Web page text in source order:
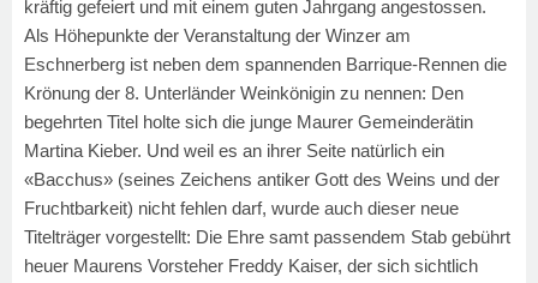
kräftig gefeiert und mit einem guten Jahrgang angestossen.
Als Höhepunkte der Veranstaltung der Winzer am
Eschnerberg ist neben dem spannenden Barrique-Rennen die
Krönung der 8. Unterländer Weinkönigin zu nennen: Den
begehrten Titel holte sich die junge Maurer Gemeinderätin
Martina Kieber. Und weil es an ihrer Seite natürlich ein
«Bacchus» (seines Zeichens antiker Gott des Weins und der
Fruchtbarkeit) nicht fehlen darf, wurde auch dieser neue
Titelträger vorgestellt: Die Ehre samt passendem Stab gebührt
heuer Maurens Vorsteher Freddy Kaiser, der sich sichtlich